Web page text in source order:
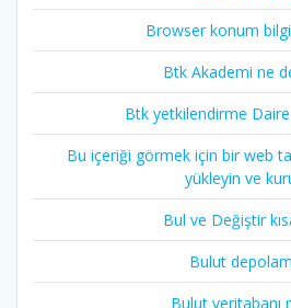
Browser konum
Btk Akademi ne
Btk yetkilendirme Daire
Bu içeriği görmek için bir web
yükleyin ve
Bul ve Değiştir
Bulut
Bulut veritabanı